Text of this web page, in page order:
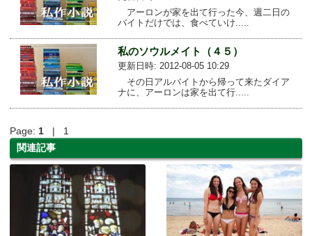
アーロンが家を出て行った今、週二日の
バイトだけでは、食べていけ.....
私のソウルメイト（４５）
更新日時: 2012-08-05 10:29
その日アルバイトから帰って来たダイア
ナに、アーロンは家を出て行.....
Page: 1 | 1
関連記事